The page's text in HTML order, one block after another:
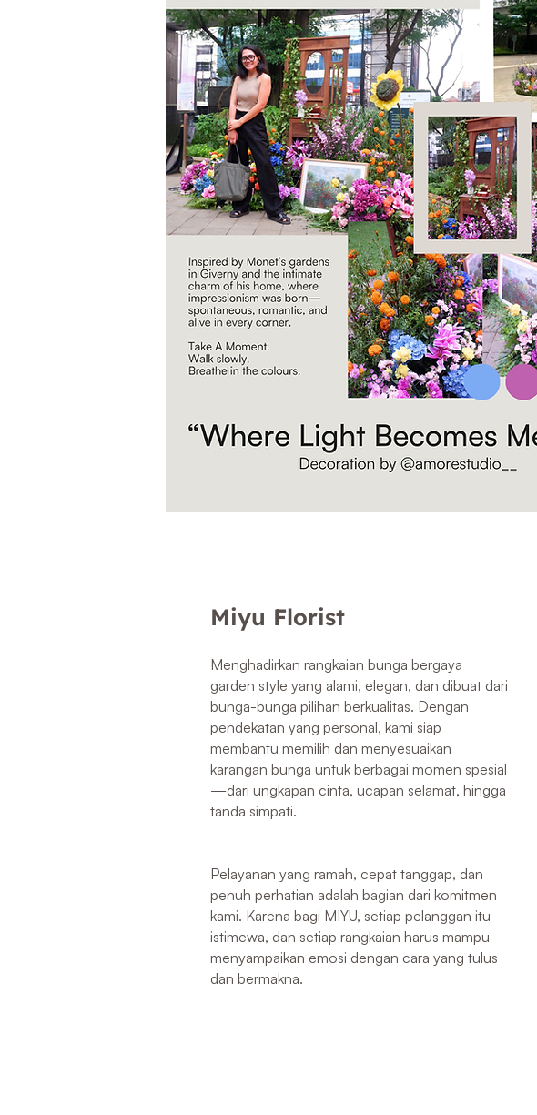
Menghadirkan rangkaian bunga bergaya
garden style yang alami, elegan, dan dibuat dari
bunga-bunga pilihan berkualitas. Dengan
pendekatan yang personal, kami siap
membantu memilih dan menyesuaikan
karangan bunga untuk berbagai momen spesial
—dari ungkapan cinta, ucapan selamat, hingga
tanda simpati.
Pelayanan yang ramah, cepat tanggap, dan
penuh perhatian adalah bagian dari komitmen
kami. Karena bagi MIYU, setiap pelanggan itu
istimewa, dan setiap rangkaian harus mampu
menyampaikan emosi dengan cara yang tulus
dan bermakna.
Miyu Florist